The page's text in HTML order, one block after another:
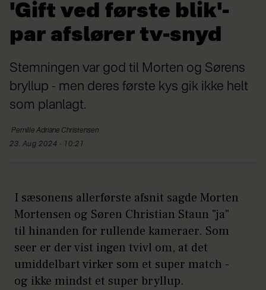
'Gift ved første blik'-
par afslører tv-snyd
Stemningen var god til Morten og Sørens
bryllup - men deres første kys gik ikke helt
som planlagt.
Pernille Adriane Christensen
23. Aug 2024 - 10:21
I sæsonens allerførste afsnit sagde Morten
Mortensen og Søren Christian Staun "ja"
til hinanden for rullende kameraer. Som
seer er der vist ingen tvivl om, at det
umiddelbart virker som et super match -
og ikke mindst et super bryllup.